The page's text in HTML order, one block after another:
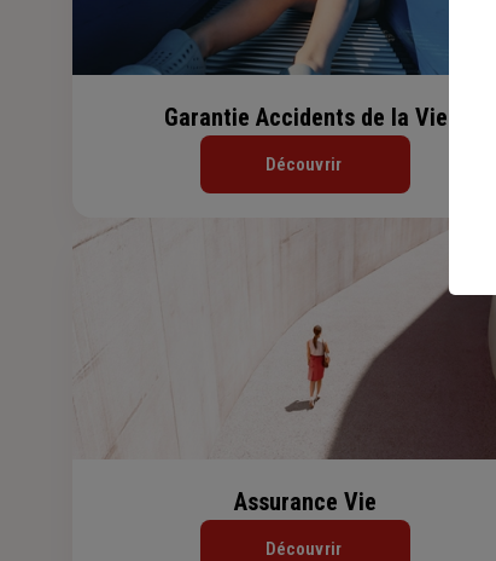
Garantie Accidents de la Vie
Découvrir
Assurance Vie
Découvrir